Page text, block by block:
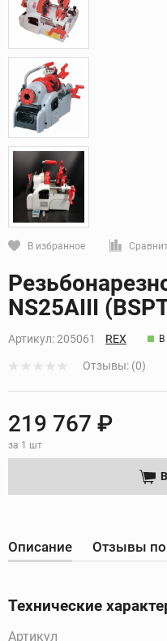
В избранное
Кликните, чтобы скопировать
NS25AIII
Артикул:205061 REX
Отзывы: (0)
219 767 ₽
за 1 шт
Описание Отзывы
Технические
Артикул